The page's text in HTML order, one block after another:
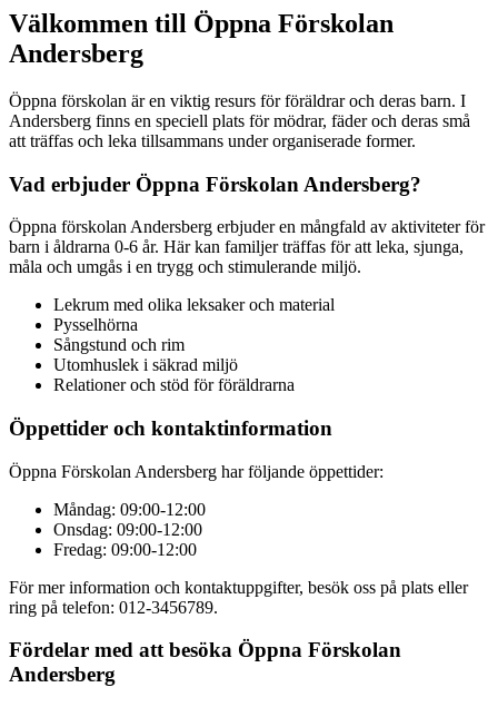
Välkommen till Öppna Förskolan
Andersberg
Öppna förskolan är en viktig resurs för föräldrar och deras barn. I
Andersberg finns en speciell plats för mödrar, fäder och deras små
att träffas och leka tillsammans under organiserade former.
Vad erbjuder Öppna Förskolan Andersberg?
Öppna förskolan Andersberg erbjuder en mångfald av aktiviteter för
barn i åldrarna 0-6 år. Här kan familjer träffas för att leka, sjunga,
måla och umgås i en trygg och stimulerande miljö.
Lekrum med olika leksaker och material
Pysselhörna
Sångstund och rim
Utomhuslek i säkrad miljö
Relationer och stöd för föräldrarna
Öppettider och kontaktinformation
Öppna Förskolan Andersberg har följande öppettider:
Måndag: 09:00-12:00
Onsdag: 09:00-12:00
Fredag: 09:00-12:00
För mer information och kontaktuppgifter, besök oss på plats eller
ring på telefon: 012-3456789.
Fördelar med att besöka Öppna Förskolan
Andersberg